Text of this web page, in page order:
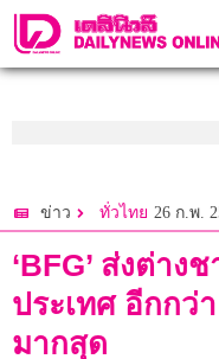
ข่าว ทั่วไทย 26 ก.พ.
‘BFG’ ส่งต่า
ประเทศ อีกกว่
มากสุด